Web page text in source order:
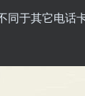
于其它电